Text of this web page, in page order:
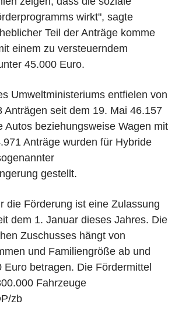
wirkt", sagte
Teil der Anträge komme
einem zu versteuerndem
45.000 Euro.
Umweltministeriums entfielen von
Anträgen seit dem 19. Mai 46.157
Autos beziehungsweise Wagen mit
Anträge wurden für Hybride
gestellt.
die Förderung ist eine Zulassung
dem 1. Januar dieses Jahres. Die
Zuschusses hängt von
und Familiengröße ab und
Euro betragen. Die Fördermittel
Fahrzeuge
zb